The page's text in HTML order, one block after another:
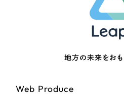
地方の未来をおも
Web Produce